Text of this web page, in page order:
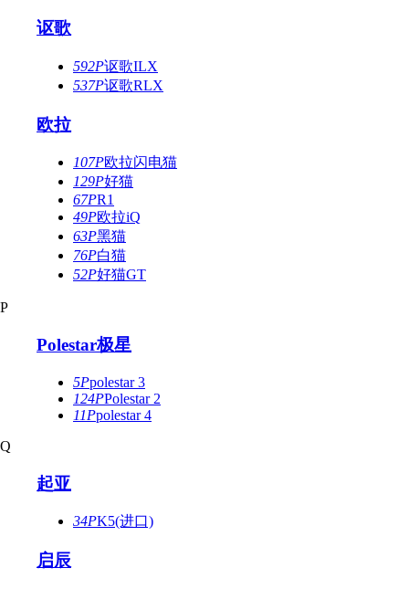
讴歌
592P讴歌ILX
537P讴歌RLX
欧拉
107P欧拉闪电猫
129P好猫
67PR1
49P欧拉iQ
63P黑猫
76P白猫
52P好猫GT
P
Polestar极星
5Ppolestar 3
124PPolestar 2
11Ppolestar 4
Q
起亚
34PK5(进口)
启辰